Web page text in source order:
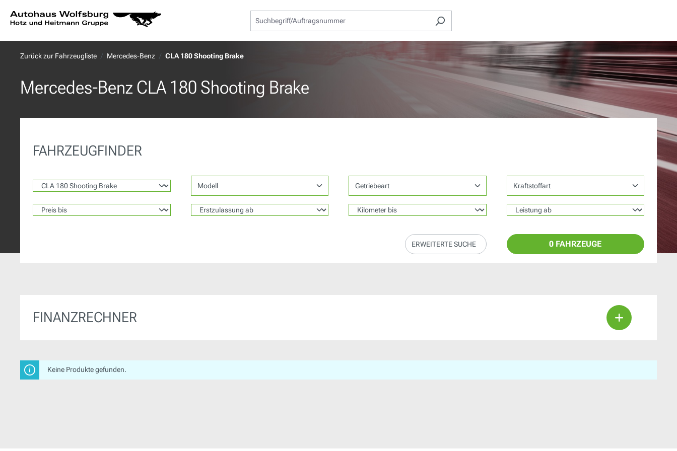
Zur Hauptnavigation springen
Zurück zur Fahrzeugliste Mercedes-Benz CLA 180 Shooting Brake
Mercedes-Benz CLA 180 Shooting Brake
FAHRZEUGFINDER
Modell Getriebeart Kraftstoffart
ERWEITERTE SUCHE 0 FAHRZEUGE
FINANZRECHNER
Keine Produkte gefunden.